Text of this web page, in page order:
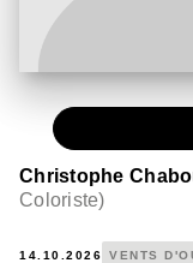
Christophe
Coloriste)
14.10.2026 VENTS